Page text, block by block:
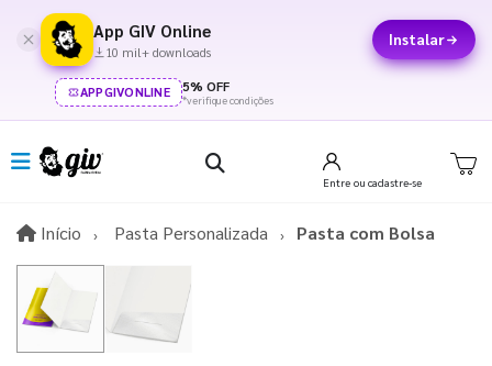
App GIV Online
10 mil+ downloads
Instalar
APPGIVONLINE 5% OFF
*verifique condições
Entre ou cadastre-se
Início InícioPasta Personalizada Pasta com Bolsa